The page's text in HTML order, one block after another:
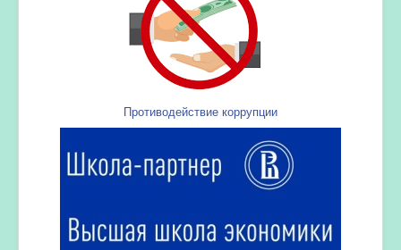
Противодействие коррупции